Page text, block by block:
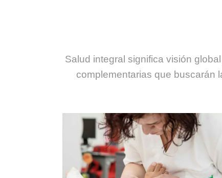
Salud integral significa visión
complementarias que buscarán